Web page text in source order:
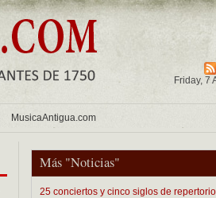
Friday, 7
MusicaAntigua.com
Más "Noticias"
25 conciertos y cinco siglos de